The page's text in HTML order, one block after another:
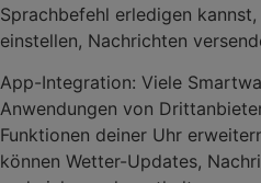
Sprachbefehl erledigen kannst,
einstellen, Nachrichten
App-Integration: Viele
Anwendungen von
Funktionen deiner Uhr
können Wetter-Updates,